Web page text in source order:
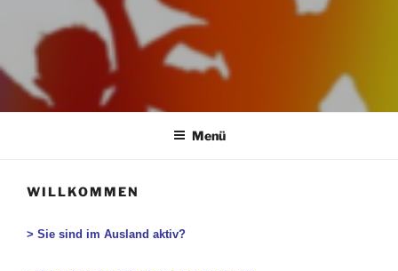
STEUERRECHT HEINKE
Menü
WILLKOMMEN
> Sie sind im Ausland aktiv?